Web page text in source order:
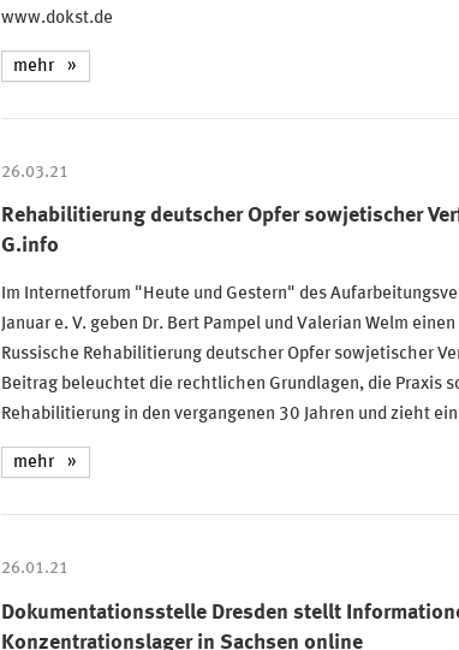
www.dokst.de
mehr
26.03.21
Rehabilitierung deutscher Opfer sowjetischer
G.info
Im Internetforum "Heute und Gestern" des
Januar e. V. geben Dr. Bert Pampel und Valerian Welm
Russische Rehabilitierung deutscher Opfer sowjetischer
Beitrag beleuchtet die rechtlichen Grundlagen, die Praxis
Rehabilitierung in den vergangenen 30 Jahren und zieht
mehr
26.01.21
Dokumentationsstelle Dresden stellt
Konzentrationslager in Sachsen online